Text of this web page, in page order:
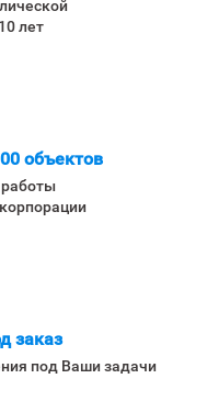
лет
объектов
заказ
под Ваши задачи